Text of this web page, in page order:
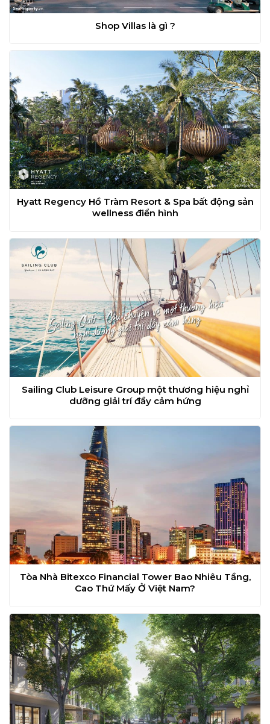
Shop Villas là gì ?
Hyatt Regency Hồ Tràm Resort & Spa bất động sản
wellness điển hình
Sailing Club Leisure Group một thương hiệu nghỉ
dưỡng giải trí đầy cảm hứng
Tòa Nhà Bitexco Financial Tower Bao Nhiêu Tầng,
Cao Thứ Mấy Ở Việt Nam?